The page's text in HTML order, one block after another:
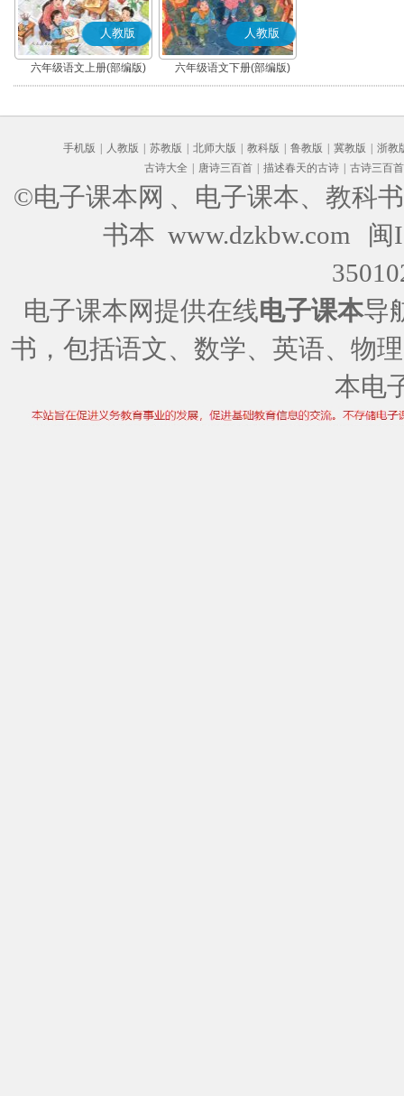
人教版
六年级语文上册(部编版)
人教版
六年级语文下册(部编版)
手机版 人教版 苏教版 北师大版 教科版 鲁教版 冀教版
浙教
古诗大全
唐诗三百首 描述春天的古诗 古诗三百首
©电子课本网 、电子课本、教科
书本 www.dzkbw.com
闽
电子课本网提供在线电子课本导
书，包括语文、数学、英语、物
本电